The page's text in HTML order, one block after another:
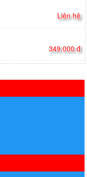
Liên hệ
349.000 đ